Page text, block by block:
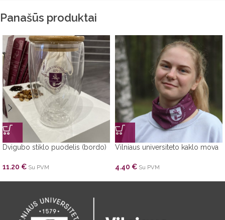
Panašūs produktai
Dvigubo stiklo puodelis (bordo)
11.20 € Su PVM
Vilniaus universiteto kaklo mova
4.40 € Su PVM